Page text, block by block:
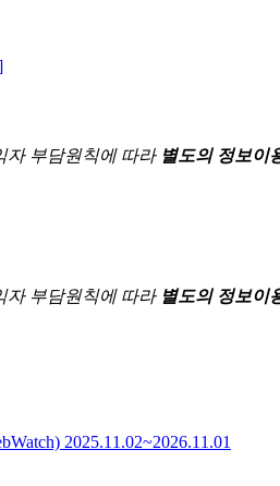
자 부담원칙에 따라 별도의 정보이
자 부담원칙에 따라 별도의 정보이